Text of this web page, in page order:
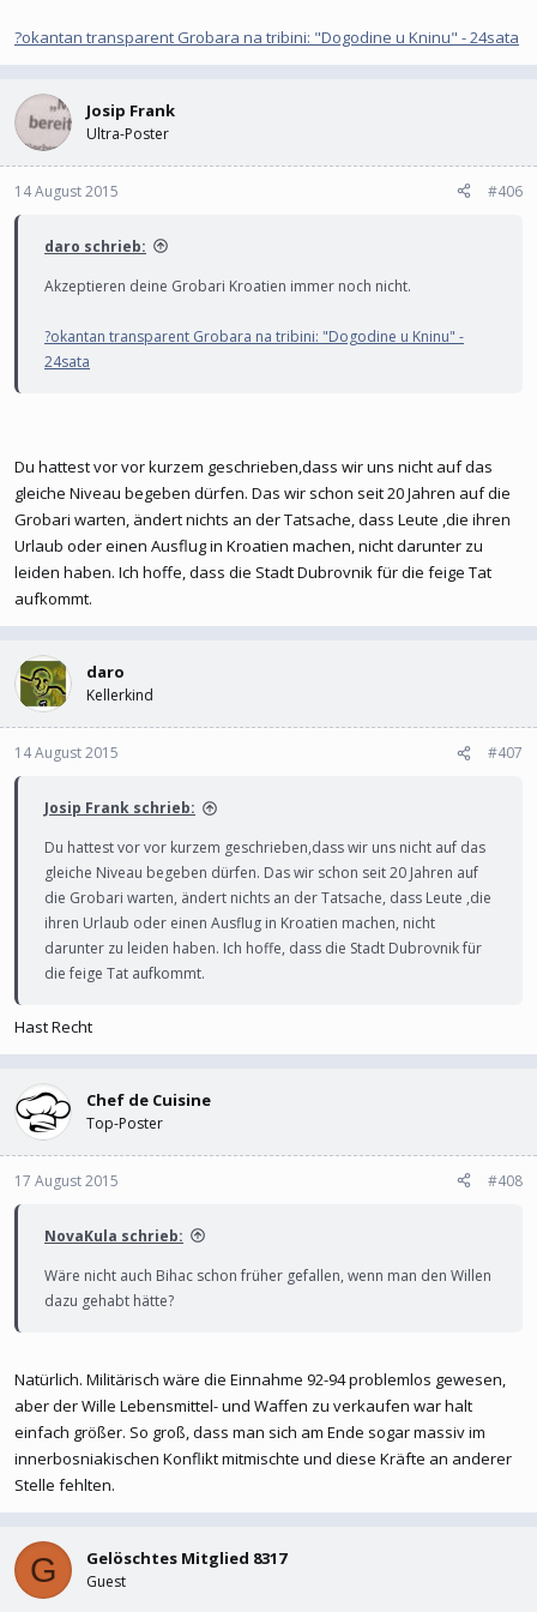
?okantan transparent Grobara na tribini: "Dogodine u Kninu" - 24sata
Josip Frank
Ultra-Poster
14 August 2015 #406
daro schrieb:
Akzeptieren deine Grobari Kroatien immer noch nicht.
?okantan transparent Grobara na tribini: "Dogodine u Kninu" -
24sata
Du hattest vor vor kurzem geschrieben,dass wir uns nicht auf das
gleiche Niveau begeben dürfen. Das wir schon seit 20 Jahren auf die
Grobari warten, ändert nichts an der Tatsache, dass Leute ,die ihren
Urlaub oder einen Ausflug in Kroatien machen, nicht darunter zu
leiden haben. Ich hoffe, dass die Stadt Dubrovnik für die feige Tat
aufkommt.
daro
Kellerkind
14 August 2015 #407
Josip Frank schrieb:
Du hattest vor vor kurzem geschrieben,dass wir uns nicht auf das
gleiche Niveau begeben dürfen. Das wir schon seit 20 Jahren auf
die Grobari warten, ändert nichts an der Tatsache, dass Leute ,die
ihren Urlaub oder einen Ausflug in Kroatien machen, nicht
darunter zu leiden haben. Ich hoffe, dass die Stadt Dubrovnik für
die feige Tat aufkommt.
Hast Recht
Chef de Cuisine
Top-Poster
17 August 2015 #408
NovaKula schrieb:
Wäre nicht auch Bihac schon früher gefallen, wenn man den Willen
dazu gehabt hätte?
Natürlich. Militärisch wäre die Einnahme 92-94 problemlos gewesen,
aber der Wille Lebensmittel- und Waffen zu verkaufen war halt
einfach größer. So groß, dass man sich am Ende sogar massiv im
innerbosniakischen Konflikt mitmischte und diese Kräfte an anderer
Stelle fehlten.
G Gelöschtes Mitglied 8317
Guest